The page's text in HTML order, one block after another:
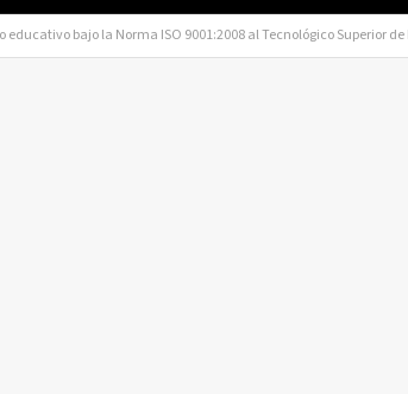
educativo bajo la Norma ISO 9001:2008 al Tecnológico Superior